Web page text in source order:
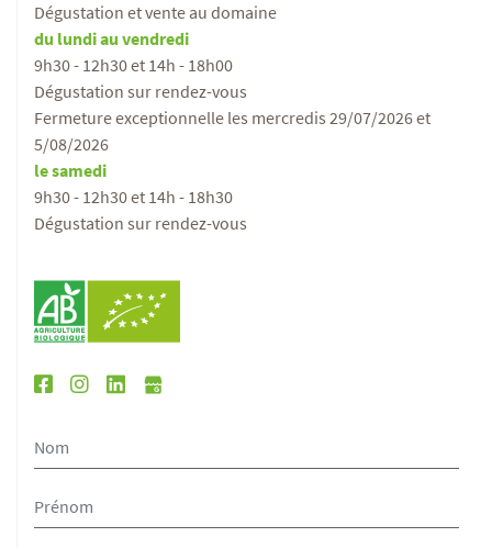
Dégustation et vente au domaine
du lundi au vendredi
9h30 - 12h30 et 14h - 18h00
Dégustation sur rendez-vous
Fermeture exceptionnelle les mercredis 29/07/2026 et
5/08/2026
le samedi
9h30 - 12h30 et 14h - 18h30
Dégustation sur rendez-vous